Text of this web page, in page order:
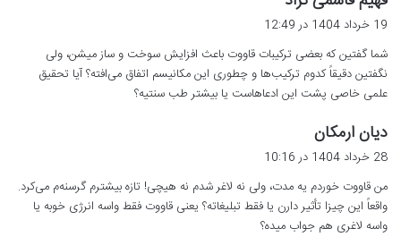
ف
:
19 خرداد 1404 در 12:49
شما گفتین که بعضی ترکیبات قاووت باعث افزایش سوخت و ساز میشن، ولی
نگفتین دقیقاً کدوم ترکیب‌ها و چطوری این مکانیسم اتفاق می‌افته؟ آیا تحقیق
علمی خاصی پشت این ادعاهاست یا بیشتر طب سنتیه؟
دیان ارمکان
ف
:
28 خرداد 1404 در 10:16
من قاووت خوردم یه مدت، ولی نه لاغر شدم نه هیچی! تازه بیشترم گرسنه‌م می‌کرد.
واقعاً این چیزا تأثیر دارن یا فقط تبلیغاته؟ یعنی قاووت فقط واسه انرژی خوبه یا
واسه لاغری هم جواب میده؟